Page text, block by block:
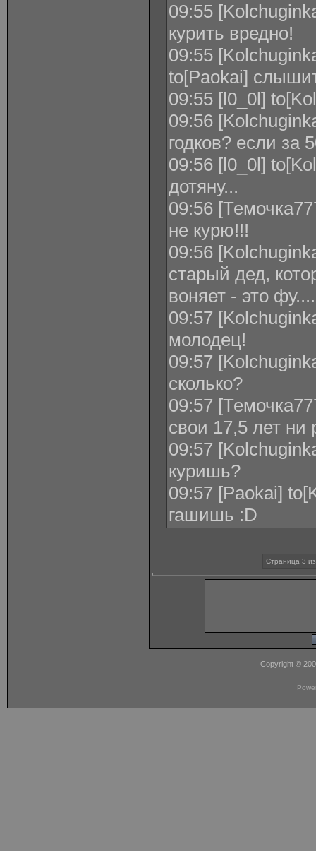
09:55
курить вредно!
09:55
to[Paokai]
09:55 [l0_0l]
09:56
годков? если за
09:56 [l0_0l]
дотяну...
09:56
не курю!!!
09:56
старый дед,
воняет - это фу....
09:57
молодец!
09:57
сколько?
09:57
свои 17,5 лет ни
09:57
куришь?
09:57 [Paokai]
гашишь :D
Страница 3
Copyright ©